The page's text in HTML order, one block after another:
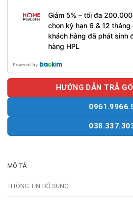
Giảm 5% – tối đa
chọn kỳ hạn 6 & 12 tháng
khách hàng đã phát sinh
hàng HPL
Powered by
HƯỚNG DẪN TRẢ
MÔ TẢ
THÔNG TIN BỔ SUNG